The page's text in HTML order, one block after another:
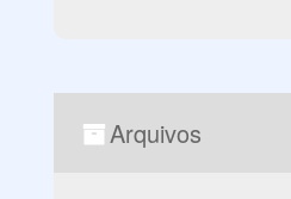
Arquivos